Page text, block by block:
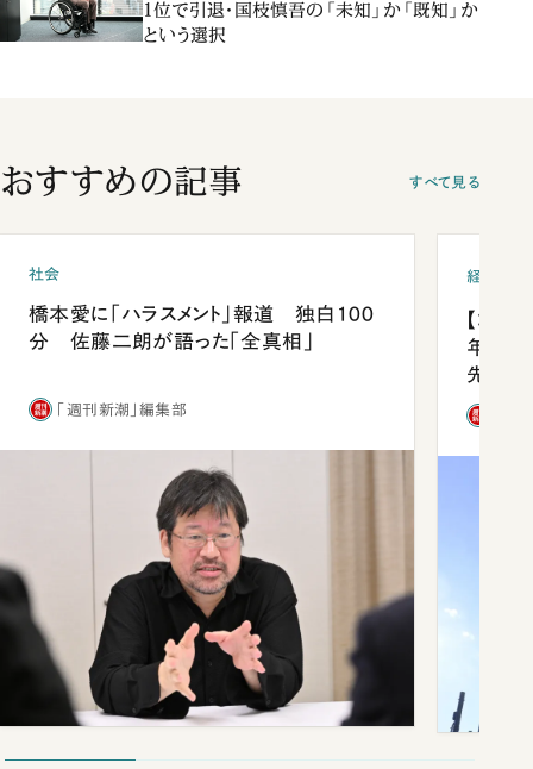
1位で引退・国枝慎吾の「未知」か「既知」か
という選択
おすすめの記事 すべて見る
社会
橋本愛に「ハラスメント」報道 独白100
分 佐藤二朗が語った「全真相」
「週刊新潮」編集部
経済・ビ
【コン
年会は
先1位